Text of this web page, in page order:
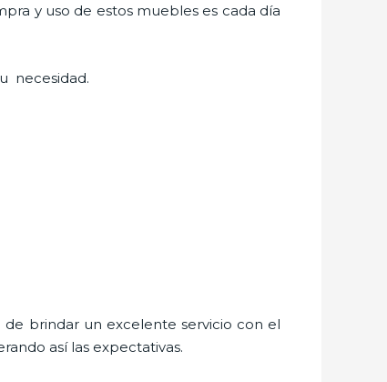
y uso de estos muebles es cada día
necesidad.
brindar un excelente servicio con el
así las expectativas.